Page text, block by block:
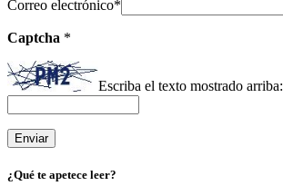
Correo electrónico*
Captcha *
Escriba el texto mostrado arriba:
¿Qué te apetece leer?